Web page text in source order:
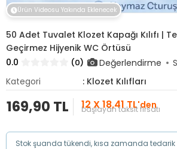
Ürün Videosu Yakında Eklenecek
50 Adet Tuvalet Klozet Kapağı Kılıfı |
Geçirmez Hijyenik WC Örtüsü
0.0
(0) Değerlendirme
Kategori
: Klozet Kılıfları
169,90 TL 12 X 18,41 TL'den
başlayan taksit fırsatı
Stok şuanda tükendi, kısa zamanda tedarik